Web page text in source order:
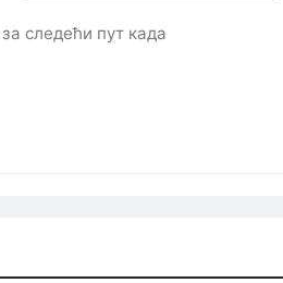
следећи пут када